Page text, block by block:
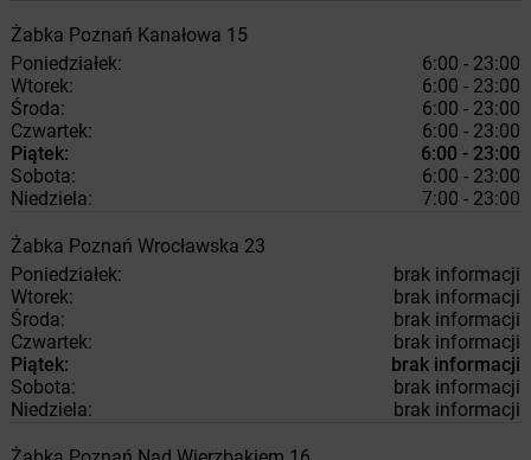
Żabka Poznań Kanałowa 15
Poniedziałek:
6:00 - 23:00
Wtorek:
6:00 - 23:00
Środa:
6:00 - 23:00
Czwartek:
6:00 - 23:00
Piątek:
6:00 - 23:00
Sobota:
6:00 - 23:00
Niedziela:
7:00 - 23:00
Żabka Poznań Wrocławska 23
Poniedziałek:
brak informacji
Wtorek:
brak informacji
Środa:
brak informacji
Czwartek:
brak informacji
Piątek:
brak informacji
Sobota:
brak informacji
Niedziela:
brak informacji